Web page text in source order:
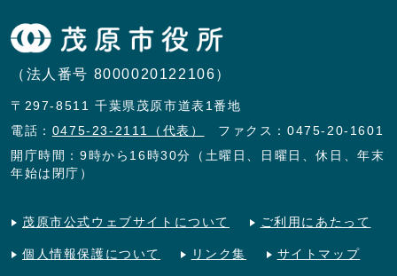
（法人番号 8000020122106）
〒297-8511 千葉県茂原市道表1番地
電話： 0475-23-2111（代表）
ファクス：0475-20-1601
開庁時間：9時から16時30分（土曜日、日曜日、休日、年末
年始は閉庁）
茂原市公式ウェブサイトについて ご利用にあたって
個人情報保護について リンク集 サイトマップ